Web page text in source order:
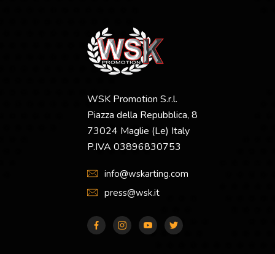
WSK Promotion S.r.l.
Piazza della Repubblica, 8
73024 Maglie (Le) Italy
P.IVA 03896830753
info@wskarting.com
press@wsk.it